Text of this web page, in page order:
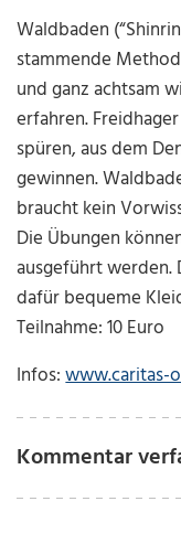
Waldbaden
stammende
und ganz achtsam
erfahren.
spüren, aus dem
gewinnen.
braucht kein
Die Übungen
ausgeführt werden.
dafür bequeme
Teilnahme: 10 Euro
Infos:www.caritas-
Kommentar